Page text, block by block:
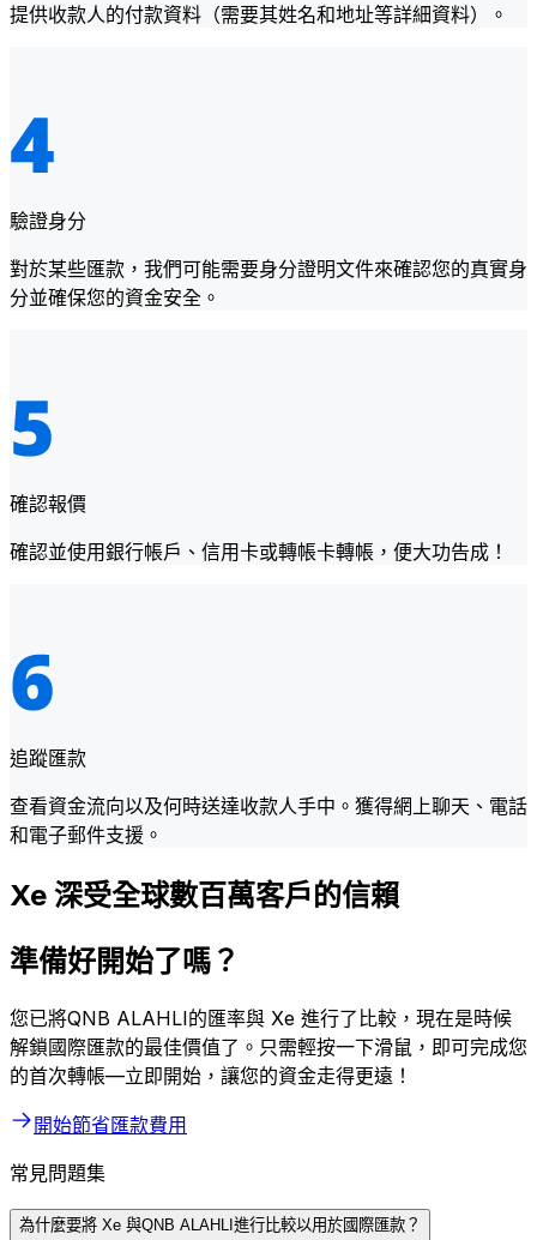
提供收款人的付款資料（需要其姓名和地址等詳細資料）。
驗證身分
對於某些匯款，我們可能需要身分證明文件來確認您的真實身
分並確保您的資金安全。
確認報價
確認並使用銀行帳戶、信用卡或轉帳卡轉帳，便大功告成！
追蹤匯款
查看資金流向以及何時送達收款人手中。獲得網上聊天、電話
和電子郵件支援。
Xe 深受全球數百萬客戶的信賴
準備好開始了嗎？
您已將QNB ALAHLI的匯率與 Xe 進行了比較，現在是時候
解鎖國際匯款的最佳價值了。只需輕按一下滑鼠，即可完成您
的首次轉帳—立即開始，讓您的資金走得更遠！
開始節省匯款費用
常見問題集
為什麼要將 Xe 與QNB ALAHLI進行比較以用於國際匯款？